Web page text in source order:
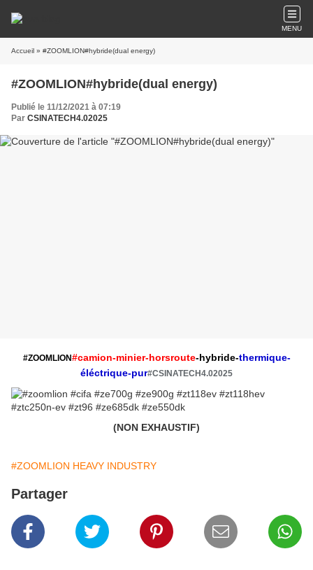
MENU
Accueil » #ZOOMLION#hybride(dual energy)
#ZOOMLION#hybride(dual energy)
Publié le 11/12/2021 à 07:19
Par CSINATECH4.02025
#ZOOMLION#camion-minier-horsroute-hybride-thermique-
éléctrique-pur#CSINATECH4.02025
(NON EXHAUSTIF)
#ZOOMLION HEAVY INDUSTRY
Partager